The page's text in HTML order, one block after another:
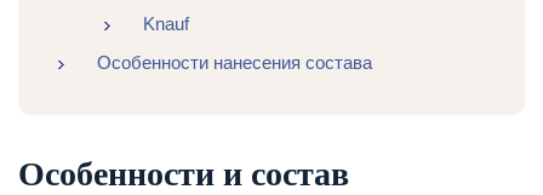
Knauf
Особенности нанесения состава
Особенности и состав